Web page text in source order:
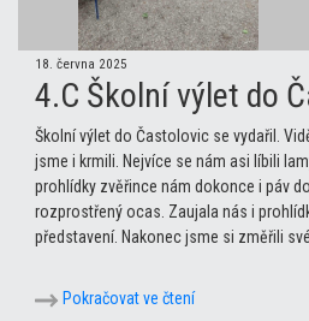
18. června 2025
4.C Školní výlet do
Školní výlet do Častolovic se vydařil.
jsme i krmili. Nejvíce se nám asi líbili
prohlídky zvěřince nám dokonce i páv
rozprostřený ocas. Zaujala nás i
představení. Nakonec jsme si změřili
Pokračovat ve čtení